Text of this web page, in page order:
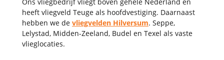
heeft vliegveld Teuge als hoofdvestiging. Daarnaast
hebben we de vliegvelden Hilversum. Seppe,
Lelystad, Midden-Zeeland, Budel en Texel als vaste
vlieglocaties.